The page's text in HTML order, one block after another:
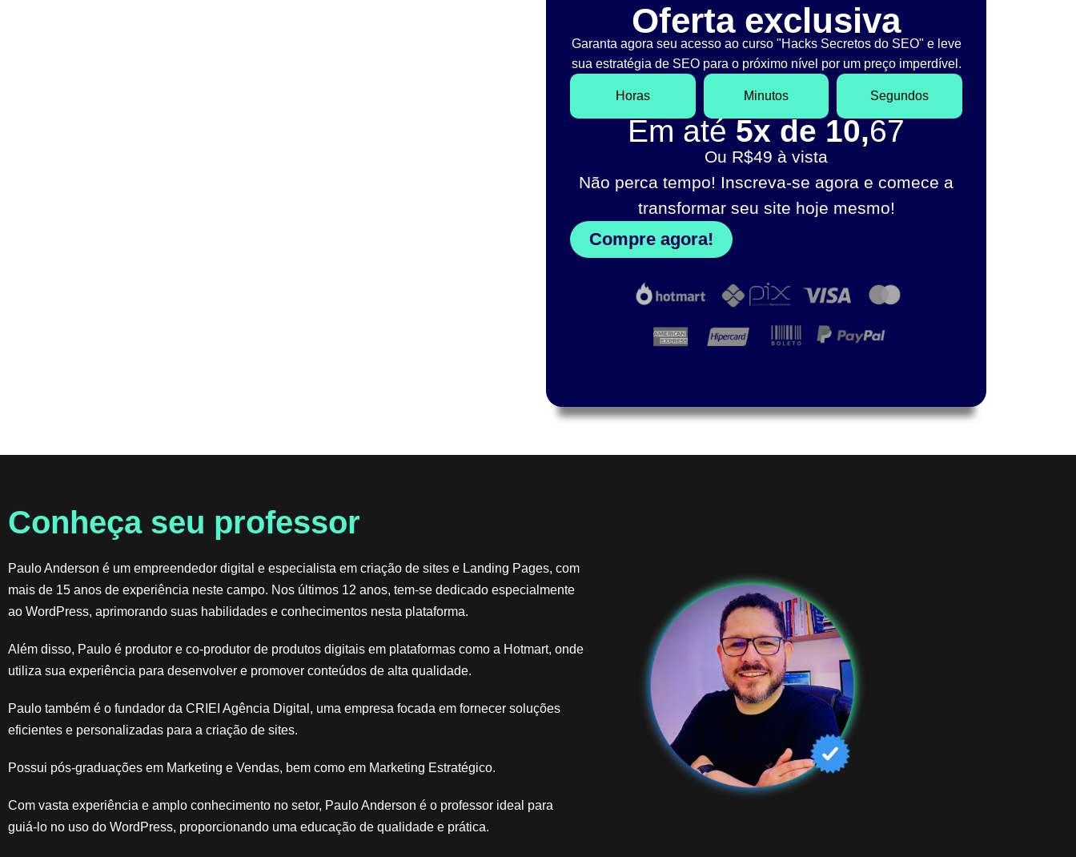
Oferta exclusiva
Garanta agora seu acesso ao curso "Hacks Secretos do SEO" e leve
sua estratégia de SEO para o próximo nível por um preço imperdível.
Horas Minutos Segundos
Em até 5x de 10,67
Ou R$49 à vista
Não perca tempo! Inscreva-se agora e comece a
transformar seu site hoje mesmo!
Compre agora!
Conheça seu professor​
Paulo Anderson é um empreendedor digital e especialista em criação de sites e Landing Pages, com
mais de 15 anos de experiência neste campo. Nos últimos 12 anos, tem-se dedicado especialmente
ao WordPress, aprimorando suas habilidades e conhecimentos nesta plataforma.
Além disso, Paulo é produtor e co-produtor de produtos digitais em plataformas como a Hotmart, onde
utiliza sua experiência para desenvolver e promover conteúdos de alta qualidade.
Paulo também é o fundador da CRIEI Agência Digital, uma empresa focada em fornecer soluções
eficientes e personalizadas para a criação de sites.
Possui pós-graduações em Marketing e Vendas, bem como em Marketing Estratégico.
Com vasta experiência e amplo conhecimento no setor, Paulo Anderson é o professor ideal para
guiá-lo no uso do WordPress, proporcionando uma educação de qualidade e prática.